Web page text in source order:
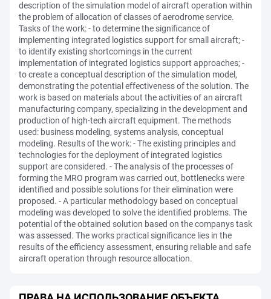
description of the simulation model of aircraft operation within
the problem of allocation of classes of aerodrome service.
Tasks of the work: - to determine the significance of
implementing integrated logistics support for small aircraft; -
to identify existing shortcomings in the current
implementation of integrated logistics support approaches; -
to create a conceptual description of the simulation model,
demonstrating the potential effectiveness of the solution. The
work is based on materials about the activities of an aircraft
manufacturing company, specializing in the development and
production of high-tech aircraft equipment. The methods
used: business modeling, systems analysis, conceptual
modeling. Results of the work: - The existing principles and
technologies for the deployment of integrated logistics
support are considered. - The analysis of the processes of
forming the MRO program was carried out, bottlenecks were
identified and possible solutions for their elimination were
proposed. - A particular methodology based on conceptual
modeling was developed to solve the identified problems. The
potential of the obtained solution based on the companys task
was assessed. The works practical significance lies in the
results of the efficiency assessment, ensuring reliable and safe
aircraft operation through resource allocation.